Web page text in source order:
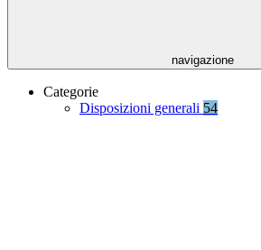
navigazione
Categorie
Disposizioni generali 54